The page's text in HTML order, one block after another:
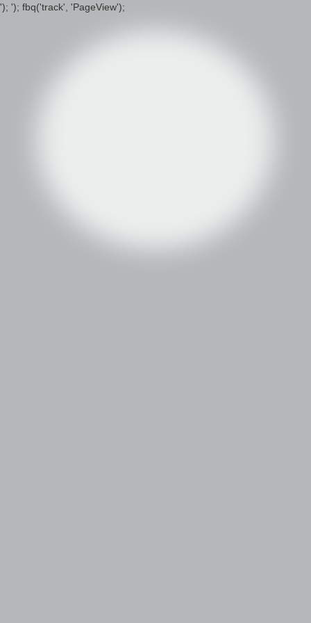
'); '); fbq('track', 'PageView');